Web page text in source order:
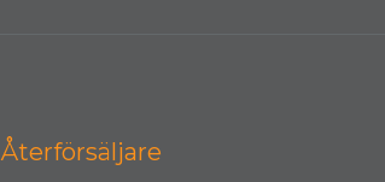
Återförsäljare